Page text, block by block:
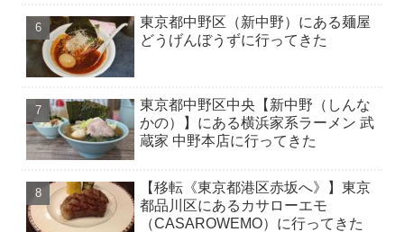
東京都中野区（新中野）にある麺屋
どうげんぼうずに行ってきた
東京都中野区中央【新中野（しんな
かの）】にある横浜家系ラーメン 武
蔵家 中野本店に行ってきた
【移転《東京都港区赤坂へ》】東京
都品川区にあるカサローエモ
（CASAROWEMO）に行ってきた